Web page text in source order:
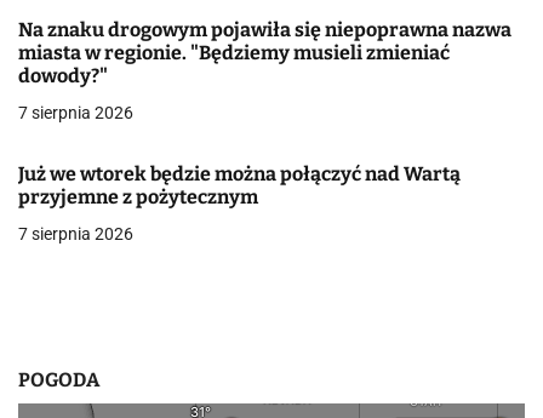
w
p
i
u
Na znaku drogowym pojawiła się niepoprawna nazwa
miasta w regionie. "Będziemy musieli zmieniać
dowody?"
7 sierpnia 2026
Już we wtorek będzie można połączyć nad Wartą
przyjemne z pożytecznym
7 sierpnia 2026
POGODA